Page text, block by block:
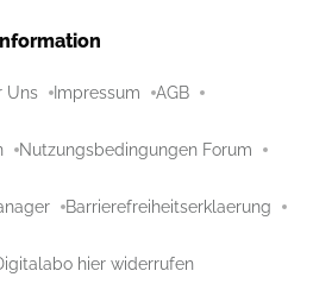
Uns Impressum AGB
Nutzungsbedingungen Forum
Barrierefreiheitserklaerung
hier widerrufen